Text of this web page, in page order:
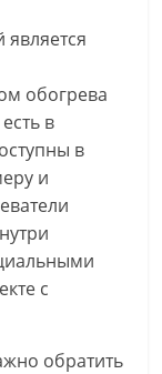
является
обогрева
в
в
и
с
обратить